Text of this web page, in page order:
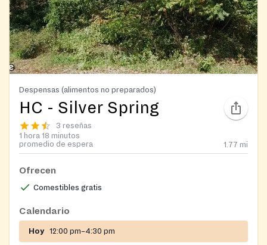
Despensas (alimentos no preparados)
HC - Silver Spring
3 reseñas
1 hora 18 minutos
promedio de espera
1.77 mi
Ofrecen
Comestibles gratis
Calendario
Hoy 12:00 pm–4:30 pm